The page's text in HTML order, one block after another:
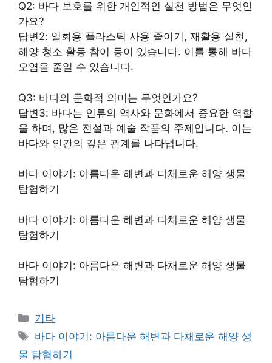
Q2: 바다 보호를 위한 개인적인 실천 방법은 무엇인
가요?
답변2: 일회용 플라스틱 사용 줄이기, 재활용 실천,
해양 청소 활동 참여 등이 있습니다. 이를 통해 바다
오염을 줄일 수 있습니다.
Q3: 바다의 문화적 의미는 무엇인가요?
답변3: 바다는 인류의 역사와 문화에서 중요한 역할
을 하며, 많은 전설과 예술 작품의 주제입니다. 이는
바다와 인간의 깊은 관계를 나타냅니다.
바다 이야기: 아름다운 해변과 다채로운 해양 생물
탐험하기
바다 이야기: 아름다운 해변과 다채로운 해양 생물
탐험하기
바다 이야기: 아름다운 해변과 다채로운 해양 생물
탐험하기
Categories
기타
Tags
바다 이야기: 아름다운 해변과 다채로운 해양 생
물 탐험하기